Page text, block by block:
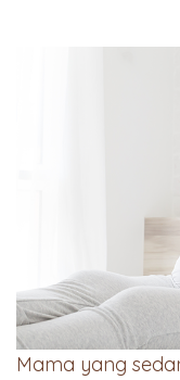
Mama yang